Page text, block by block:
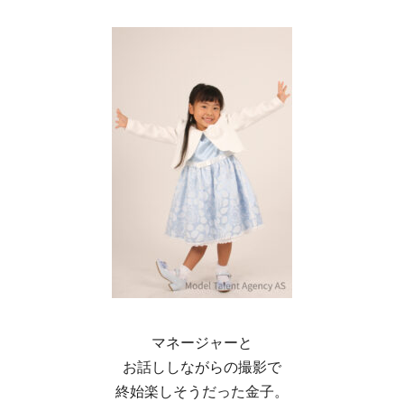
マネージャーと
お話ししながらの撮影で
終始楽しそうだった金子。